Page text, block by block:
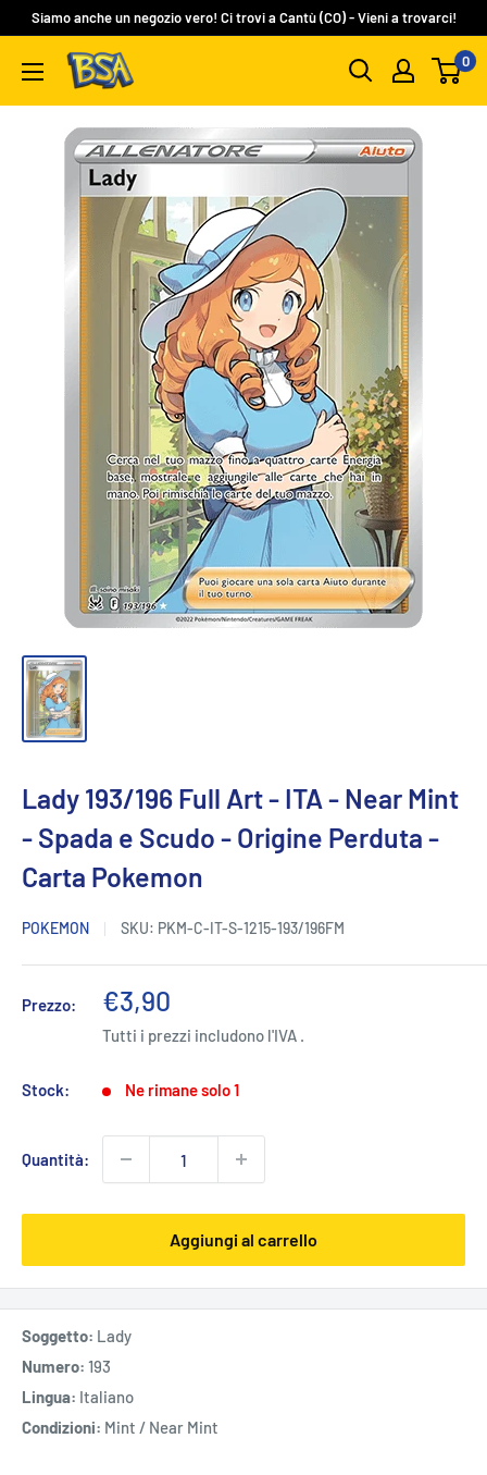
contenuto
Siamo anche un negozio vero! Ci trovi a Cantù (CO) - Vieni a trovarci!
BSA
Carte
Collezionabili
0
Lady 193/196 Full Art - ITA - Near Mint
- Spada e Scudo - Origine Perduta -
Carta Pokemon
POKEMON SKU: PKM-C-IT-S-1215-193/196FM
Prezzo:
Prezzo
scontato
€3,90
Tutti i prezzi includono l'IVA .
Stock: Ne rimane solo 1
Quantità:
Aggiungi al carrello
Soggetto: Lady
Numero: 193
Lingua: Italiano
Condizioni: Mint / Near Mint